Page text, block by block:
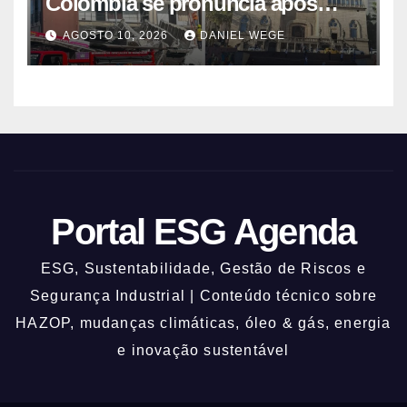
terremoto: ‘Vocês não estão
sozinhos’
AGOSTO 10, 2026 DANIEL WEGE
Portal ESG Agenda
ESG, Sustentabilidade, Gestão de Riscos e
Segurança Industrial | Conteúdo técnico sobre
HAZOP, mudanças climáticas, óleo & gás, energia
e inovação sustentável